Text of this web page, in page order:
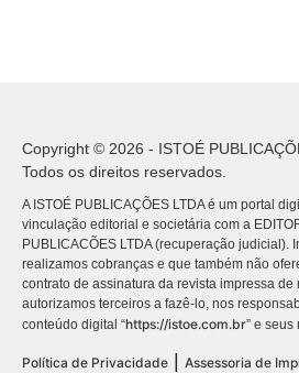
Copyright © 2026 - ISTOÉ
Todos os direitos reservados.
A ISTOÉ PUBLICAÇÕES LTDA é um portal
vinculação editorial e societária com a
PUBLICACÕES LTDA (recuperação judicial).
realizamos cobranças e que também não
contrato de assinatura da revista impressa de
autorizamos terceiros a fazê-lo, nos
conteúdo digital “https://istoe.com.br” e seus
Política de Privacidade Assessoria de